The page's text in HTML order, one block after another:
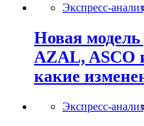
Экспресс-
Новая
AZAL, ASCO
какие
Экспресс-